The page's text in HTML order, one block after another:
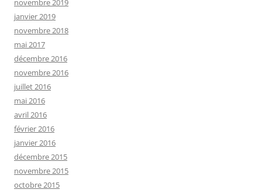
novembre 2019
janvier 2019
novembre 2018
mai 2017
décembre 2016
novembre 2016
juillet 2016
mai 2016
avril 2016
février 2016
janvier 2016
décembre 2015
novembre 2015
octobre 2015